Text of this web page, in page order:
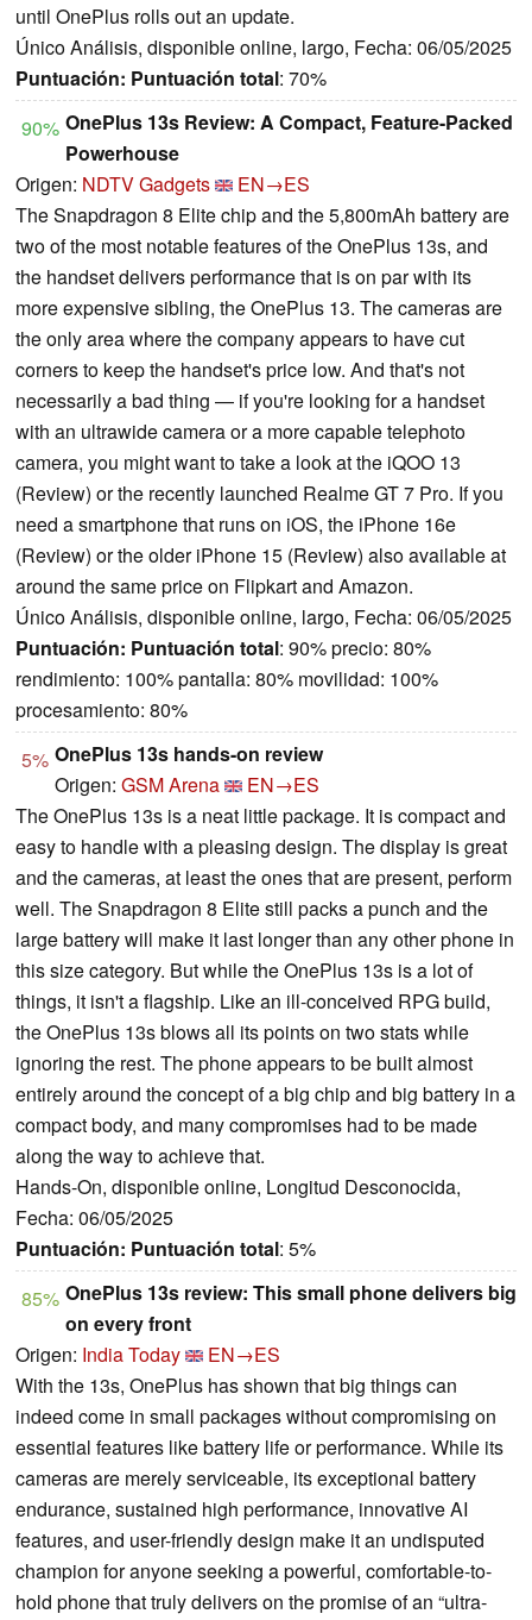
until OnePlus rolls out an update.
Único Análisis, disponible online, largo, Fecha: 06/05/2025
Puntuación: Puntuación total: 70%
90% OnePlus 13s Review: A Compact, Feature-Packed
Powerhouse
Origen: NDTV Gadgets
EN→ES
The Snapdragon 8 Elite chip and the 5,800mAh battery are
two of the most notable features of the OnePlus 13s, and
the handset delivers performance that is on par with its
more expensive sibling, the OnePlus 13. The cameras are
the only area where the company appears to have cut
corners to keep the handset's price low. And that's not
necessarily a bad thing — if you're looking for a handset
with an ultrawide camera or a more capable telephoto
camera, you might want to take a look at the iQOO 13
(Review) or the recently launched Realme GT 7 Pro. If you
need a smartphone that runs on iOS, the iPhone 16e
(Review) or the older iPhone 15 (Review) also available at
around the same price on Flipkart and Amazon.
Único Análisis, disponible online, largo, Fecha: 06/05/2025
Puntuación: Puntuación total: 90% precio: 80%
rendimiento: 100% pantalla: 80% movilidad: 100%
procesamiento: 80%
5% OnePlus 13s hands-on review
Origen: GSM Arena
EN→ES
The OnePlus 13s is a neat little package. It is compact and
easy to handle with a pleasing design. The display is great
and the cameras, at least the ones that are present, perform
well. The Snapdragon 8 Elite still packs a punch and the
large battery will make it last longer than any other phone in
this size category. But while the OnePlus 13s is a lot of
things, it isn't a flagship. Like an ill-conceived RPG build,
the OnePlus 13s blows all its points on two stats while
ignoring the rest. The phone appears to be built almost
entirely around the concept of a big chip and big battery in a
compact body, and many compromises had to be made
along the way to achieve that.
Hands-On, disponible online, Longitud Desconocida,
Fecha: 06/05/2025
Puntuación: Puntuación total: 5%
85% OnePlus 13s review: This small phone delivers big
on every front
Origen: India Today
EN→ES
With the 13s, OnePlus has shown that big things can
indeed come in small packages without compromising on
essential features like battery life or performance. While its
cameras are merely serviceable, its exceptional battery
endurance, sustained high performance, innovative AI
features, and user-friendly design make it an undisputed
champion for anyone seeking a powerful, comfortable-to-
hold phone that truly delivers on the promise of an “ultra-